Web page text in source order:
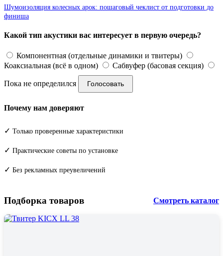
Шумоизоляция колесных арок: пошаговый чеклист от подготовки до
финиша
Какой тип акустики вас интересует в первую очередь?
Компонентная (отдельные динамики и твитеры)
Коаксиальная (всё в одном)
Сабвуфер (басовая секция)
Пока не определился Голосовать
Почему нам доверяют
✓ Только проверенные характеристики
✓ Практические советы по установке
✓ Без рекламных преувеличений
Подборка товаров Смотреть каталог